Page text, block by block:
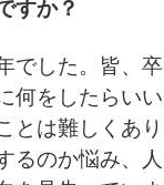
すか？
でした。皆、卒
何をしたらいい
とは難しくあり
るのか悩み、人